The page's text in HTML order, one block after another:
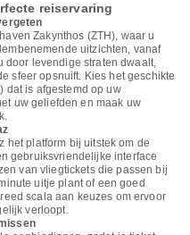
reiservaring
Zakynthos (ZTH), waar u
uitzichten, vanaf
door levendige straten dwaalt,
sfeer opsnuift. Kies het geschikte
dat is afgestemd op uw
uw geliefden en maak uw
het platform bij uitstek om de
gebruiksvriendelijke interface
van vliegtickets die passen bij
uitje plant of een goed
scala aan keuzes om ervoor
verloopt.